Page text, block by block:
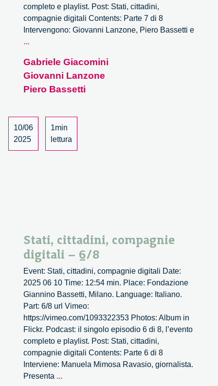
completo e playlist. Post: Stati, cittadini,
compagnie digitali Contents: Parte 7 di 8
Intervengono: Giovanni Lanzone, Piero Bassetti e
...
compagnie
digitali
–
Gabriele Giacomini
Giovanni Lanzone
Piero Bassetti
10/06
2025
1min
lettura
Stati, cittadini, compagnie
digitali – 6/8
Event: Stati, cittadini, compagnie digitali Date:
2025 06 10 Time: 12:54 min. Place: Fondazione
Giannino Bassetti, Milano. Language: Italiano.
Part: 6/8 url Vimeo:
https://vimeo.com/1093322353 Photos: Album in
Flickr. Podcast: il singolo episodio 6 di 8, l’evento
completo e playlist. Post: Stati, cittadini,
compagnie digitali Contents: Parte 6 di 8
Interviene: Manuela Mimosa Ravasio, giornalista.
Presenta ...